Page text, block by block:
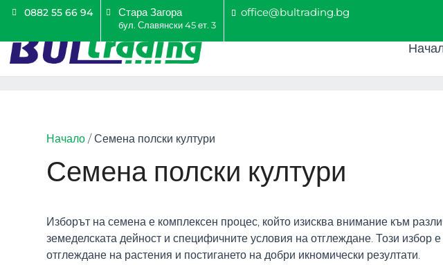
0882 55 66 94 Стара Загора
бул. Славянски 45 ет. 3
office@bultrading.bg
Начало / Семена полски култури
Семена полски култури
Изборът на семена е комплексен процес, който изисква внимание към
земеделската дейност и специфичните условия на отглеждане. Този избор
отглеждане на растения и постигането на добри икномически резултати.